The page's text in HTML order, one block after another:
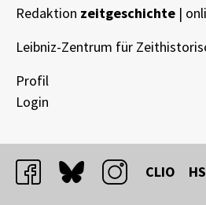
Redaktion zeitgeschichte |
Leibniz-Zentrum für
Profil
Login
facebookbluesky instagram
CLIO